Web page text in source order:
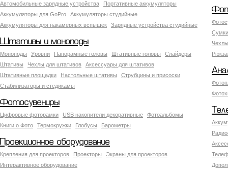
Автомобильные зарядные устройства
Портативные аккумуляторы
Аккумуляторы для GoPro
Аккумуляторы студийные
Аккумуляторы для накамерных вспышек
Зарядные устройства студийные
Штативы и моноподы
Моноподы Уровни Панорамные головы Штативные головы
Слайдеры
Штативы
Чехлы для штативов
Аксессуары для штативов
Штативные площадки
Настольные штативы
Струбцины и присоски
Стабилизаторы и стедикамы
Фотосувениры
Цифровые фоторамки USB накопители декоративные
Фотоальбомы
Книги о Фото
Термокружки Глобусы Барометры
Проекционное оборудование
Крепления для проекторов Проекторы
Экраны для проекторов
Интерактивное оборудование